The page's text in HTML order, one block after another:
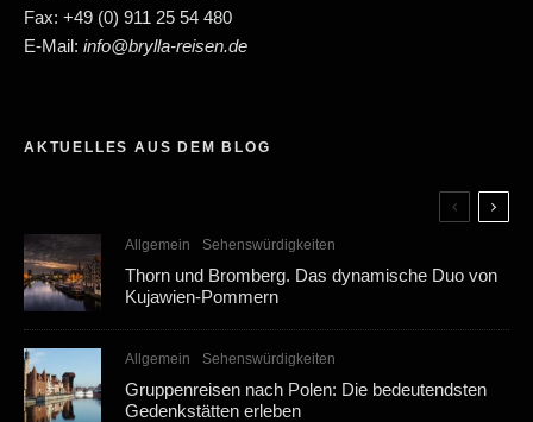
Fax: +49 (0) 911 25 54 480
E-Mail: info@brylla-reisen.de
AKTUELLES AUS DEM BLOG
Allgemein Sehenswürdigkeiten
Thorn und Bromberg. Das dynamische Duo von
Kujawien-Pommern
Allgemein Sehenswürdigkeiten
Gruppenreisen nach Polen: Die bedeutendsten
Gedenkstätten erleben